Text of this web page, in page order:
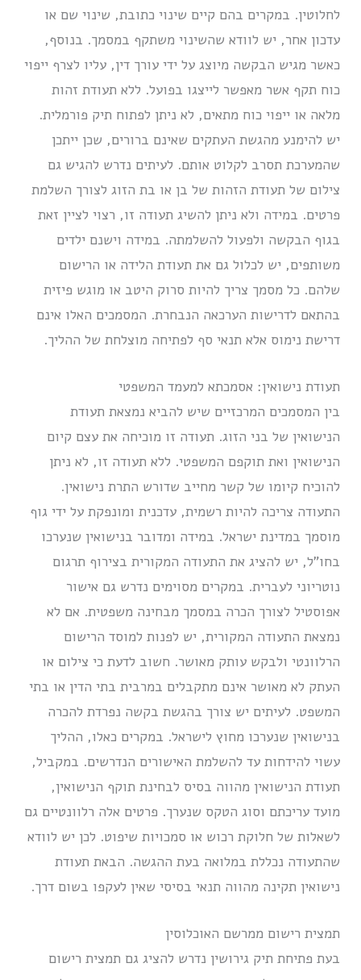
לחלוטין. במקרים בהם קיים שינוי כתובת, שינוי שם או
עדכון אחר, יש לוודא שהשינוי משתקף במסמך. בנוסף,
כאשר מגיש הבקשה מיוצג על ידי עורך דין, עליו לצרף ייפוי
כוח תקף אשר מאפשר לייצגו בפועל. ללא תעודת זהות
מלאה או ייפוי כוח מתאים, לא ניתן לפתוח תיק פורמלית.
יש להימנע מהגשת העתקים שאינם ברורים, שכן ייתכן
שהמערכת תסרב לקלוט אותם. לעיתים נדרש להגיש גם
צילום של תעודת הזהות של בן או בת הזוג לצורך השלמת
פרטים. במידה ולא ניתן להשיג תעודה זו, רצוי לציין זאת
בגוף הבקשה ולפעול להשלמתה. במידה וישנם ילדים
משותפים, יש לכלול גם את תעודת הלידה או הרישום
שלהם. כל מסמך צריך להיות סרוק היטב או מוגש פיזית
בהתאם לדרישות הערכאה הנבחרת. המסמכים האלו אינם
דרישת נימוס אלא תנאי סף לפתיחה מוצלחת של ההליך.
תעודת נישואין: אסמכתא למעמד המשפטי
בין המסמכים המרכזיים שיש להביא נמצאת תעודת
הנישואין של בני הזוג. תעודה זו מוכיחה את עצם קיום
הנישואין ואת תוקפם המשפטי. ללא תעודה זו, לא ניתן
להוכיח קיומו של קשר מחייב שדורש התרת נישואין.
התעודה צריכה להיות רשמית, עדכנית ומונפקת על ידי גוף
מוסמך במדינת ישראל. במידה ומדובר בנישואין שנערכו
בחו”ל, יש להציג את התעודה המקורית בצירוף תרגום
נוטריוני לעברית. במקרים מסוימים נדרש גם אישור
אפוסטיל לצורך הכרה במסמך מבחינה משפטית. אם לא
נמצאת התעודה המקורית, יש לפנות למוסד הרישום
הרלוונטי ולבקש עותק מאושר. חשוב לדעת כי צילום או
העתק לא מאושר אינם מתקבלים במרבית בתי הדין או בתי
המשפט. לעיתים יש צורך בהגשת בקשה נפרדת להכרה
בנישואין שנערכו מחוץ לישראל. במקרים כאלו, ההליך
עשוי להידחות עד להשלמת האישורים הנדרשים. במקביל,
תעודת הנישואין מהווה בסיס לבחינת תוקף הנישואין,
מועד עריכתם וסוג הטקס שנערך. פרטים אלה רלוונטיים גם
לשאלות של חלוקת רכוש או סמכויות שיפוט. לכן יש לוודא
שהתעודה נכללת במלואה בעת ההגשה. הבאת תעודת
נישואין תקינה מהווה תנאי בסיסי שאין לעקפו בשום דרך.
תמצית רישום ממרשם האוכלוסין
בעת פתיחת תיק גירושין נדרש להציג גם תמצית רישום